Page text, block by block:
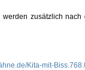
zusätzlich
Kita-mit-